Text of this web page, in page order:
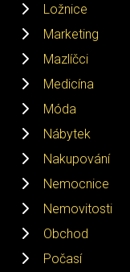
Ložnice
Marketing
Mazlíčci
Medicína
Móda
Nábytek
Nakupování
Nemocnice
Nemovitosti
Obchod
Počasí